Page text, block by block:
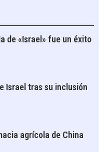
de «Israel» fue un éxito
Israel tras su inclusión
agrícola de China